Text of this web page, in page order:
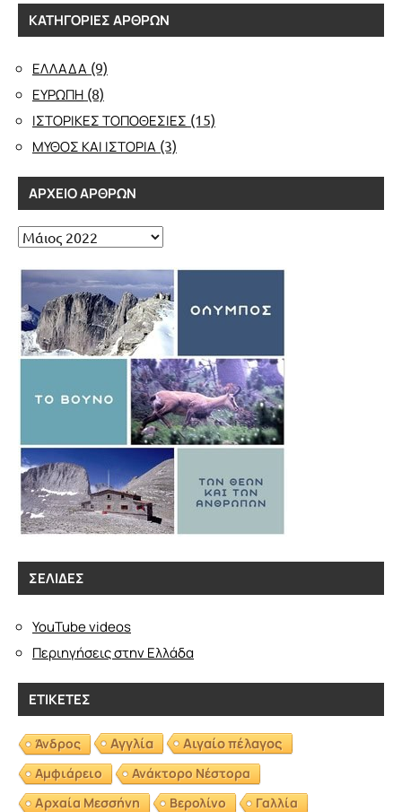
ΚΑΤΗΓΟΡΊΕΣ ΆΡΘΡΩΝ
ΕΛΛΑΔΑ (9)
ΕΥΡΩΠΗ (8)
ΙΣΤΟΡΙΚΕΣ ΤΟΠΟΘΕΣΙΕΣ (15)
ΜΥΘΟΣ ΚΑΙ ΙΣΤΟΡΙΑ (3)
ΑΡΧΕΊΟ ΆΡΘΡΩΝ
Αρχείο
ΣΕΛΊΔΕΣ
YouTube videos
Περιηγήσεις στην Ελλάδα
ΕΤΙΚΈΤΕΣ
Άνδρος Αγγλία Αιγαίο πέλαγος
Αμφιάρειο
Ανάκτορο Νέστορα
Αρχαία Μεσσήνη
Βερολίνο
Γαλλία